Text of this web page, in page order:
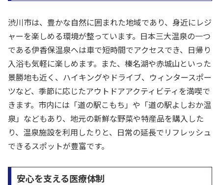
渋川市は、豊かな自然に囲まれた地域であり、身近にレジ
ャーを楽しめる環境が整っています。日本三大温泉の一つ
である伊香保温泉へは車で短時間でアクセスでき、日帰り
入浴も気軽に楽しめます。また、榛名湖や赤城山といった
景勝地も近く、ハイキングやドライブ、ウィンタースポー
ツなど、季節に応じたアウトドアアクティビティを満喫で
きます。市内には「道の駅こもち」や「道の駅よしおか温
泉」などもあり、地元の新鮮な野菜や特産品を購入した
り、温泉施設を利用したりと、日常の延長でリフレッシュ
できるスポットが豊富です。
安心を支える医療体制